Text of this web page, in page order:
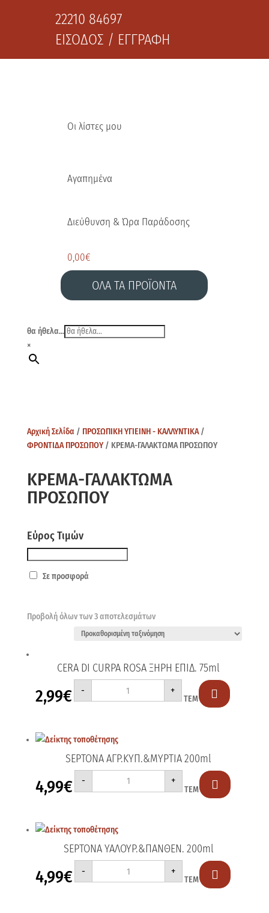
22210 84697
ΕΙΣΟΔΟΣ / ΕΓΓΡΑΦΗ
Οι λίστες μου
Αγαπημένα
Διεύθυνση & Ώρα Παράδοσης
0,00€
ΟΛΑ ΤΑ ΠΡΟΪΟΝΤΑ
θα ήθελα...
×
Αρχική Σελίδα / ΠΡΟΣΩΠΙΚΗ ΥΓΙΕΙΝΗ - ΚΑΛΛΥΝΤΙΚΑ/
ΦΡΟΝΤΙΔΑ ΠΡΟΣΩΠΟΥ/ ΚΡΕΜΑ-ΓΑΛΑΚΤΩΜΑ ΠΡΟΣΩΠΟΥ
ΚΡΕΜΑ-ΓΑΛΑΚΤΩΜΑ
ΠΡΟΣΩΠΟΥ
Εύρος Τιμών
Σε προσφορά
Προβολή όλων των 3 αποτελεσμάτων
CERA DI CURPA ROSA ΞΗΡΗ ΕΠΙΔ. 75ml
2,99€ -
CERA
CURPA
75ml
ποσότητα
+
ΤΕΜ 
SEPTONA ΑΓΡ.ΚΥΠ.&ΜΥΡΤΙΑ 200ml
4,99€ -
SEPTONA
ΑΓΡ.ΚΥΠ.&ΜΥΡΤΙΑ
200ml
+
ΤΕΜ 
SEPTONA ΥΑΛΟΥΡ.&ΠΑΝΘΕΝ. 200ml
4,99€ -
SEPTONA
ΥΑΛΟΥΡ.&ΠΑΝΘΕΝ.
200ml
+
ΤΕΜ 